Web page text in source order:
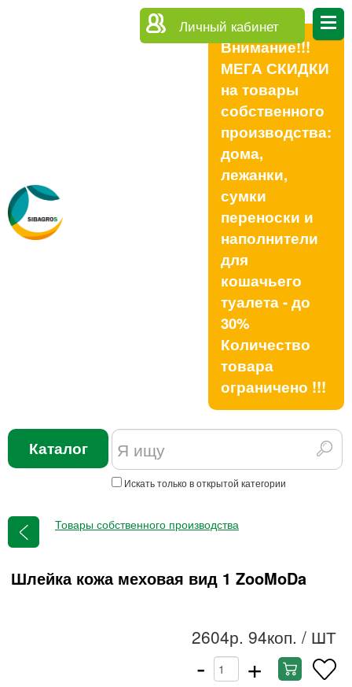
Личный кабинет
Внимание!!!
МЕГА СКИДКИ
на товары
собственного
производства:
дома,
лежанки,
сумки
переноски и
наполнители
для
кошачьего
туалета - до
30%
Количество
товара
ограничено !!!
Каталог
Искать только в открытой категории
Товары собственного производства
Шлейка кожа меховая вид 1 ZooMoDa
2604р. 94коп. / ШТ
- +